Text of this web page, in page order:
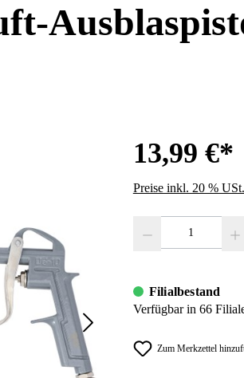
13,99 €*
Preise inkl. 20 %
Filialbestand
Verfügbar in 66
Zum Merkzettel